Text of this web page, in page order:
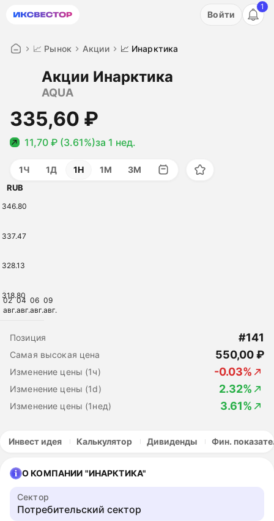
Акция: бесплатный пробный период на 3 дня!
Войти
1
📈 Рынок Акции 📈 Инарктика
Акции Инарктика
AQUA
335,60 ₽
11,70 ₽ (3.61%)за 1 нед.
1Ч 1Д 1Н 1М 3М
02
авг.
04
авг.
06
авг.
09
авг.
RUB
346.80
337.47
328.13
318.80
Позиция #141
Самая высокая цена 550,00 ₽
Изменение цены (1ч) -0.03%
Изменение цены (1d) 2.32%
Изменение цены (1нед) 3.61%
Инвест идея Калькулятор Дивиденды Фин.
О КОМПАНИИ "ИНАРКТИКА"
Сектор
Потребительский сектор